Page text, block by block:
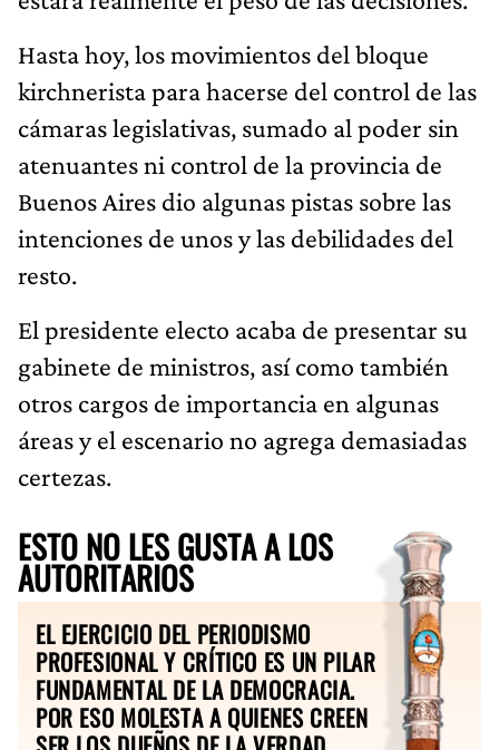
Hasta hoy, los movimientos del bloque
kirchnerista para hacerse del control de las
cámaras legislativas, sumado al poder sin
atenuantes ni control de la provincia de
Buenos Aires dio algunas pistas sobre las
intenciones de unos y las debilidades del
resto.
El presidente electo acaba de presentar su
gabinete de ministros, así como también
otros cargos de importancia en algunas
áreas y el escenario no agrega demasiadas
certezas.
ESTO NO LES GUSTA A LOS
AUTORITARIOS
EL EJERCICIO DEL PERIODISMO
PROFESIONAL Y CRÍTICO ES UN PILAR
FUNDAMENTAL DE LA DEMOCRACIA.
POR ESO MOLESTA A QUIENES CREEN